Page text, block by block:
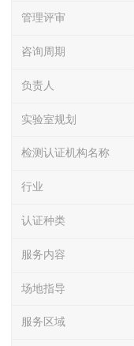
管理评审
咨询周期
负责人
实验室规划
检测认证机构名称
行业
认证种类
服务内容
场地指导
服务区域